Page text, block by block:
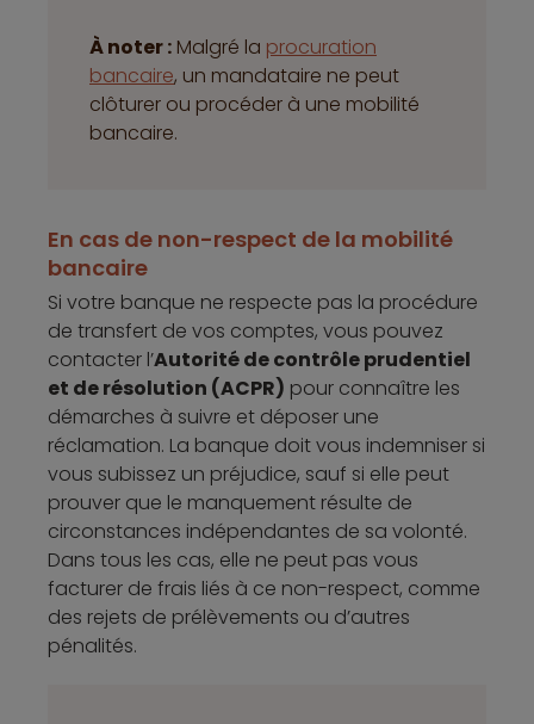
À noter : Malgré la procuration
bancaire, un mandataire ne peut
clôturer ou procéder à une mobilité
bancaire.
En cas de non-respect de la mobilité
bancaire
Si votre banque ne respecte pas la procédure
de transfert de vos comptes, vous pouvez
contacter l’Autorité de contrôle prudentiel
et de résolution (ACPR) pour connaître les
démarches à suivre et déposer une
réclamation. La banque doit vous indemniser si
vous subissez un préjudice, sauf si elle peut
prouver que le manquement résulte de
circonstances indépendantes de sa volonté.
Dans tous les cas, elle ne peut pas vous
facturer de frais liés à ce non-respect, comme
des rejets de prélèvements ou d’autres
pénalités.